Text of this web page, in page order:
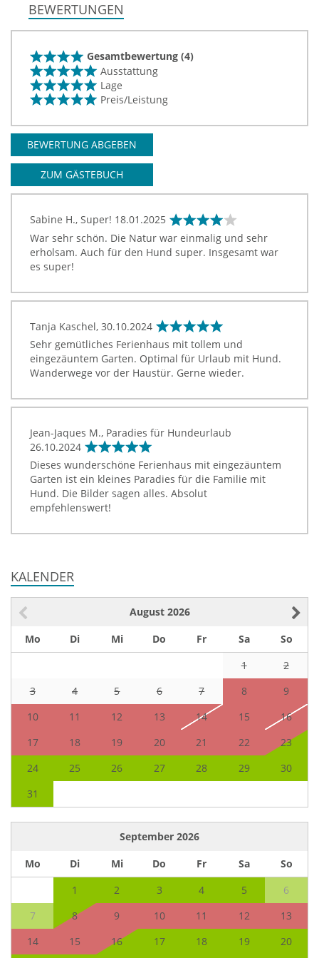
BEWERTUNGEN
Gesamtbewertung (4)
Ausstattung
Lage
Preis/Leistung
BEWERTUNG ABGEBEN
ZUM GÄSTEBUCH
Sabine H., Super! 18.01.2025
War sehr schön. Die Natur war einmalig und sehr
erholsam. Auch für den Hund super. Insgesamt war
es super!
Tanja Kaschel, 30.10.2024
Sehr gemütliches Ferienhaus mit tollem und
eingezäuntem Garten. Optimal für Urlaub mit Hund.
Wanderwege vor der Haustür. Gerne wieder.
Jean-Jaques M., Paradies für Hundeurlaub
26.10.2024
Dieses wunderschöne Ferienhaus mit eingezäuntem
Garten ist ein kleines Paradies für die Familie mit
Hund. Die Bilder sagen alles. Absolut
empfehlenswert!
KALENDER
August 2026
Mo
Di Mi Do Fr Sa
So
1
2
3
4 5 6 7 8
9
10
11 12 13 14 15
16
17
18 19 20 21 22
23
24
25 26 27 28 29
30
31
September 2026
Mo
Di Mi Do Fr Sa
So
1
2 3 4 5
6
7
8 9 10 11 12
13
14
15 16 17 18 19 20